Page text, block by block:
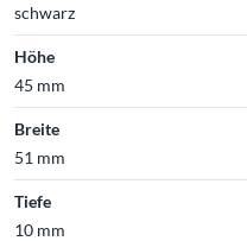
schwarz
Höhe
45 mm
Breite
51 mm
Tiefe
10 mm